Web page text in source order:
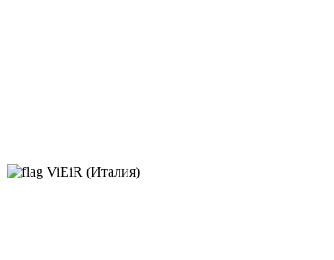
ViEiR (Италия)